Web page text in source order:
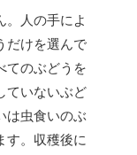
。人の手によ
だけを選んで
てのぶどうを
ていないぶど
は虫食いのぶ
す。収穫後に